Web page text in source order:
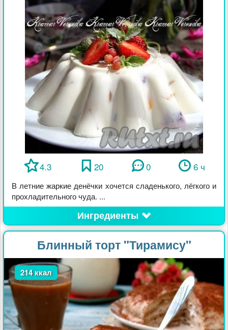
4.3 20 0 6 ч
В летние жаркие денёчки хочется сладенького, лёгкого и
прохладительного чуда. ...
Ингредиенты
Блинный торт "Тирамису"
214 ккал